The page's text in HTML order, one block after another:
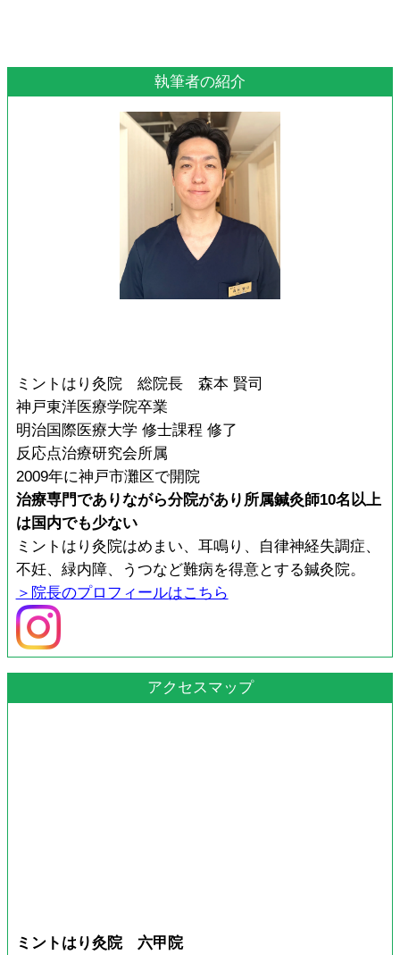
執筆者の紹介
ミントはり灸院 総院長 森本 賢司
神戸東洋医療学院卒業
明治国際医療大学 修士課程 修了
反応点治療研究会所属
2009年に神戸市灘区で開院
治療専門でありながら分院があり所属鍼灸師10名以上
は国内でも少ない
ミントはり灸院はめまい、耳鳴り、自律神経失調症、
不妊、緑内障、うつなど難病を得意とする鍼灸院。
＞院長のプロフィールはこちら
アクセスマップ
ミントはり灸院 六甲院